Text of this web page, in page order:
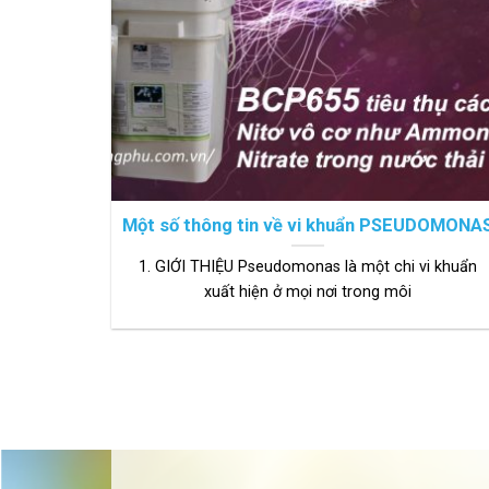
Một số thông tin về vi khuẩn
1. GIỚI THIỆU Pseudomonas là một chi vi khuẩn
xuất hiện ở mọi nơi trong môi